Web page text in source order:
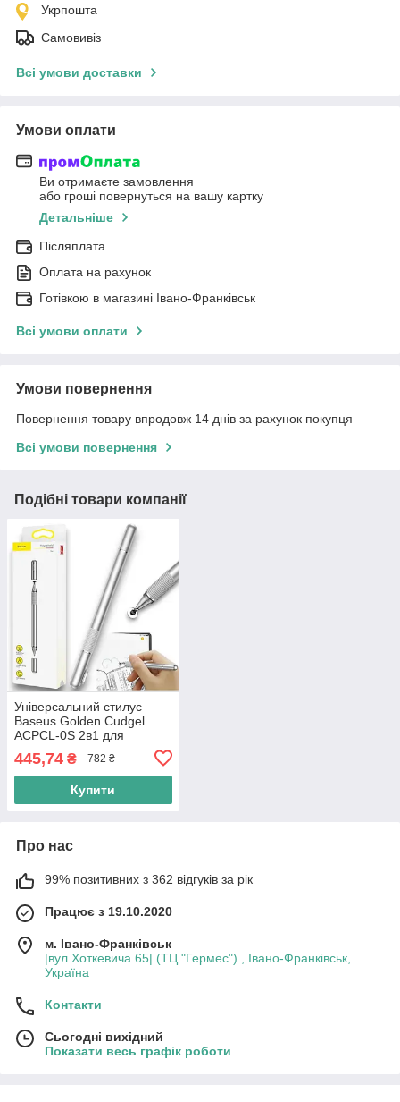
Укрпошта
Самовивіз
Всі умови доставки
Умови оплати
Ви отримаєте замовлення
або гроші повернуться на вашу картку
Детальніше
Післяплата
Оплата на рахунок
Готівкою в магазині Івано-Франківськ
Всі умови оплати
Умови повернення
Повернення товару впродовж 14 днів за рахунок покупця
Всі умови повернення
Подібні товари компанії
Універсальний стилус
Baseus Golden Cudgel
ACPCL-0S 2в1 для
ручкою для письма
(сріблястий)
445,74 ₴ 782 ₴
Купити
Про нас
99% позитивних з 362 відгуків за рік
Працює з 19.10.2020
м. Івано-Франківськ
|вул.Хоткевича 65| (ТЦ "Гермес") , Івано-Франківськ,
Україна
Контакти
Сьогодні вихідний
Показати весь графік роботи